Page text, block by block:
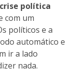
crise política
com um
políticos e a
automático e
ir a lado
nada.